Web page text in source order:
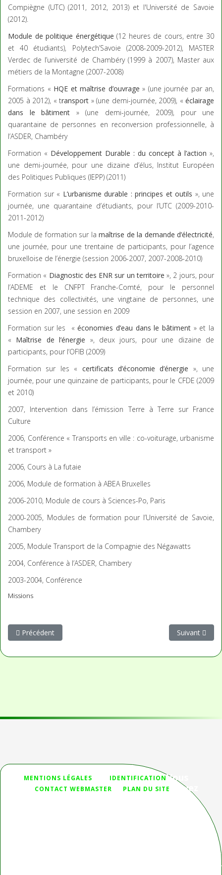
Compiègne (UTC) (2011, 2012, 2013) et l'Université de Savoie
(2012).
Module de politique énergétique (12 heures de cours, entre 30
et 40 étudiants), Polytech’Savoie (2008-2009-2012), MASTER
Verdec de l’université de Chambéry (1999 à 2007), Master aux
métiers de la Montagne (2007-2008)
Formations « HQE et maîtrise d’ouvrage » (une journée par an,
2005 à 2012), « transport » (une demi-journée, 2009), « éclairage
dans le bâtiment » (une demi-journée, 2009), pour une
quarantaine de personnes en reconversion professionnelle, à
l’ASDER, Chambéry
Formation « Développement Durable : du concept à l’action »,
une demi-journée, pour une dizaine d’élus, Institut Européen
des Politiques Publiques (IEPP) (2011)
Formation sur « L’urbanisme durable : principes et outils », une
journée, une quarantaine d’étudiants, pour l’UTC (2009-2010-
2011-2012)
Module de formation sur lamaîtrise de la demande d’électricité,
une journée, pour une trentaine de participants, pour l’agence
bruxelloise de l’énergie (session 2006-2007, 2007-2008-2010)
Formation « Diagnostic des ENR sur un territoire», 2 jours, pour
l’ADEME et le CNFPT Franche-Comté, pour le personnel
technique des collectivités, une vingtaine de personnes, une
session en 2007, une session en 2009
Formation sur les «économies d’eau dans le bâtiment » et la
« Maîtrise de l’énergie », deux jours, pour une dizaine de
participants, pour l’OFIB (2009)
Formation sur les « certificats d’économie d’énergie », une
journée, pour une quinzaine de participants, pour le CFDE (2009
et 2010)
2007, Intervention dans l’émission Terre à Terre sur France
Culture
2006, Conférence « Transports en ville : co-voiturage, urbanisme
et transport »
2006, Cours à La futaie
2006, Module de formation à ABEA Bruxelles
2006-2010, Module de cours à Sciences-Po, Paris
2000-2005, Modules de formation pour l’Université de Savoie,
Chambery
2005, Module Transport de la Compagnie des Négawatts
2004, Conférence à l’ASDER, Chambery
2003-2004, Conférence
Missions
Article précédent : Communication et concertation
Précédent Article
Suivant
MENTIONS LÉGALES
IDENTIFICATION
CONTACT WEBMASTER
PLAN DU SITE
Vous
n'avez
/homepages/32/d336230653/htdocs/Joomla_3/modules/